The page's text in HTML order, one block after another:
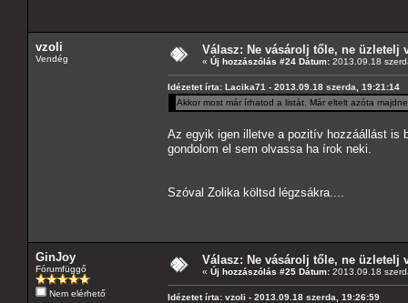
vzoli
Vendég
Válasz: Ne vásárolj tőle, ne üzletelj
« Új hozzászólás #24 Dátum: 2013.09.18
Idézetet írta: Lacika71 - 2013.09.18 szerda, 19:21:14
Akkor most már írhatod a listát. Már eltelt azóta
Az egyik igen illetve a pozitív hozzáállást is
gondolom el sem olvassa ha írok neki.
Szóval Zolika költsd légzsákra....
GinJoy
Fórumfüggő
Nem elérhető
Válasz: Ne vásárolj tőle, ne üzletelj
« Új hozzászólás #25 Dátum: 2013.09.18
Idézetet írta: vzoli - 2013.09.18 szerda, 19:26:59